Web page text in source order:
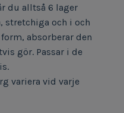
du alltså 6 lager
stretchiga och i och
absorberar den
gör. Passar i de
variera vid varje